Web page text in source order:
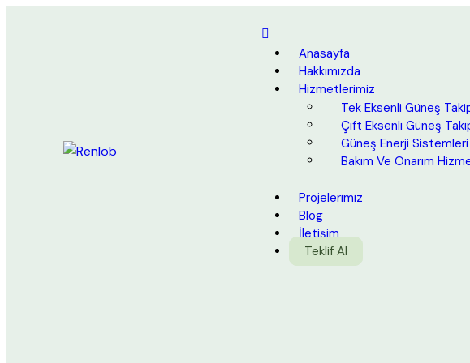
Anasayfa
Hakkımızda
Hizmetlerimiz
Tek Eksenli Güneş
Çift Eksenli Güneş
Güneş Enerji
Bakım Ve Onarım
Projelerimiz
Blog
İletişim
Teklif Al